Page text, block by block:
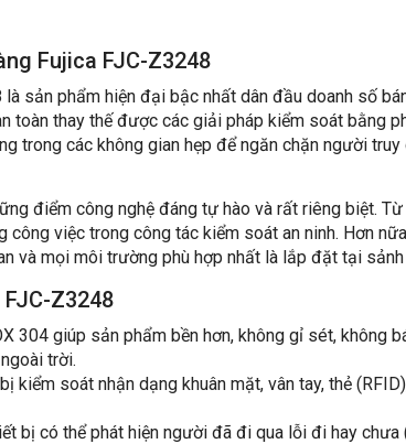
Fujica FJC-Z3248
sản phẩm hiện đại bậc nhất dân đầu doanh số
toàn thay thế được các giải pháp kiểm soát bằng
trong các không gian hẹp để ngăn chặn người truy
điểm công nghệ đáng tự hào và rất riêng biệt.
công việc trong công tác kiểm soát an ninh. Hơn
và mọi môi trường phù hợp nhất là lắp đặt tại sảnh
Z3248
304 giúp sản phẩm bền hơn, không gỉ sét, không
trời.
kiểm soát nhận dạng khuân mặt, vân tay, thẻ
bị có thể phát hiện người đã đi qua lỗi đi hay chưa